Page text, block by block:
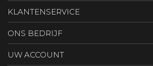
KLANTENSERVICE
ONS BEDRIJF
UW ACCOUNT